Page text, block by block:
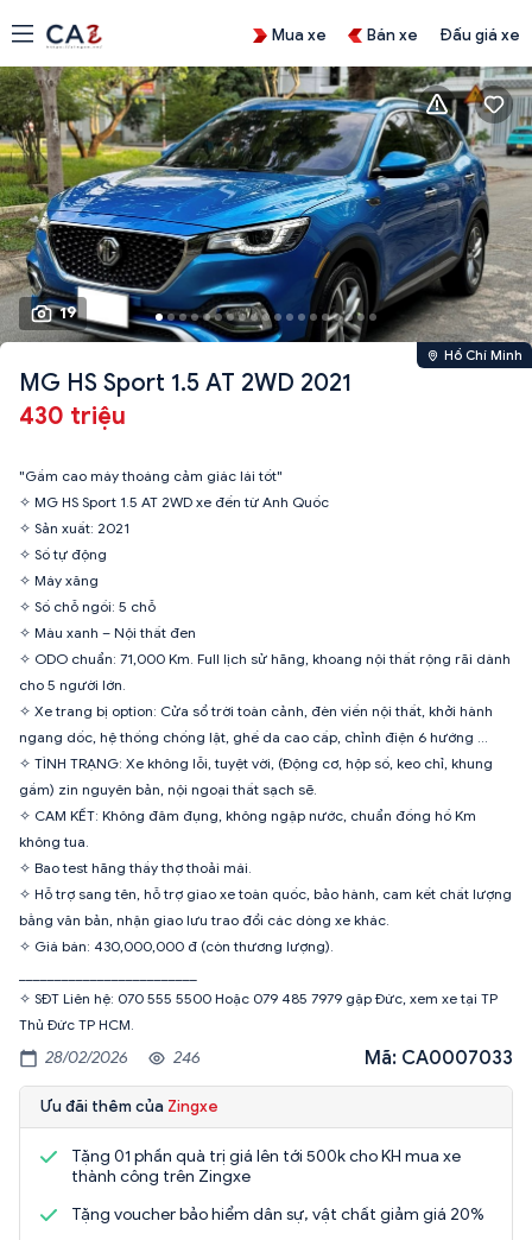
Mua xe Bán xe Đấu giá xe
19
Hồ Chí Minh
MG HS Sport 1.5 AT 2WD 2021
430 triệu
"Gầm cao máy thoáng cảm giác lái tốt"
✧ MG HS Sport 1.5 AT 2WD xe đến từ Anh Quốc
✧ Sản xuất: 2021
✧ Số tự động
✧ Máy xăng
✧ Số chỗ ngồi: 5 chỗ
✧ Màu xanh – Nội thất đen
✧ ODO chuẩn: 71,000 Km. Full lịch sử hãng, khoang nội thất rộng rãi dành
cho 5 người lớn.
✧ Xe trang bị option: Cửa sổ trời toàn cảnh, đèn viền nội thất, khởi hành
ngang dốc, hệ thống chống lật, ghế da cao cấp, chỉnh điện 6 hướng ...
✧ TÌNH TRẠNG: Xe không lỗi, tuyệt vời, (Động cơ, hộp số, keo chỉ, khung
gầm) zin nguyên bản, nội ngoại thất sạch sẽ.
✧ CAM KẾT: Không đâm đụng, không ngập nước, chuẩn đồng hồ Km
không tua.
✧ Bao test hãng thầy thợ thoải mái.
✧ Hỗ trợ sang tên, hỗ trợ giao xe toàn quốc, bảo hành, cam kết chất lượng
bằng văn bản, nhận giao lưu trao đổi các dòng xe khác.
✧ Giá bán: 430,000,000 đ (còn thương lượng).
✧ SĐT Liên hệ: 070 555 5500 Hoặc 079 485 7979 gặp Đức, xem xe tại TP
28/02/2026 246 Mã: CA0007033
Ưu đãi thêm của Zingxe
Tặng 01 phần quà trị giá lên tới 500k cho KH mua xe
thành công trên Zingxe
Tặng voucher bảo hiểm dân sự, vật chất giảm giá 20%